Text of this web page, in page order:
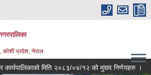
कोशी प्रदेश, नेपाल
मिति २०८३/०४/१२ को मुख्य निर्णयहरु ।